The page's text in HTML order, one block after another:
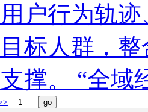
户行为轨
标人群，
撑。 “全